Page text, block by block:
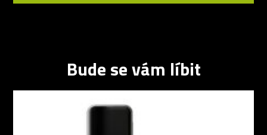
Bude se vám líbit